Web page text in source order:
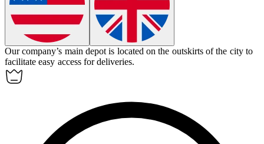
Our company’s main depot is located on the outskirts of the city to
facilitate easy access for deliveries.